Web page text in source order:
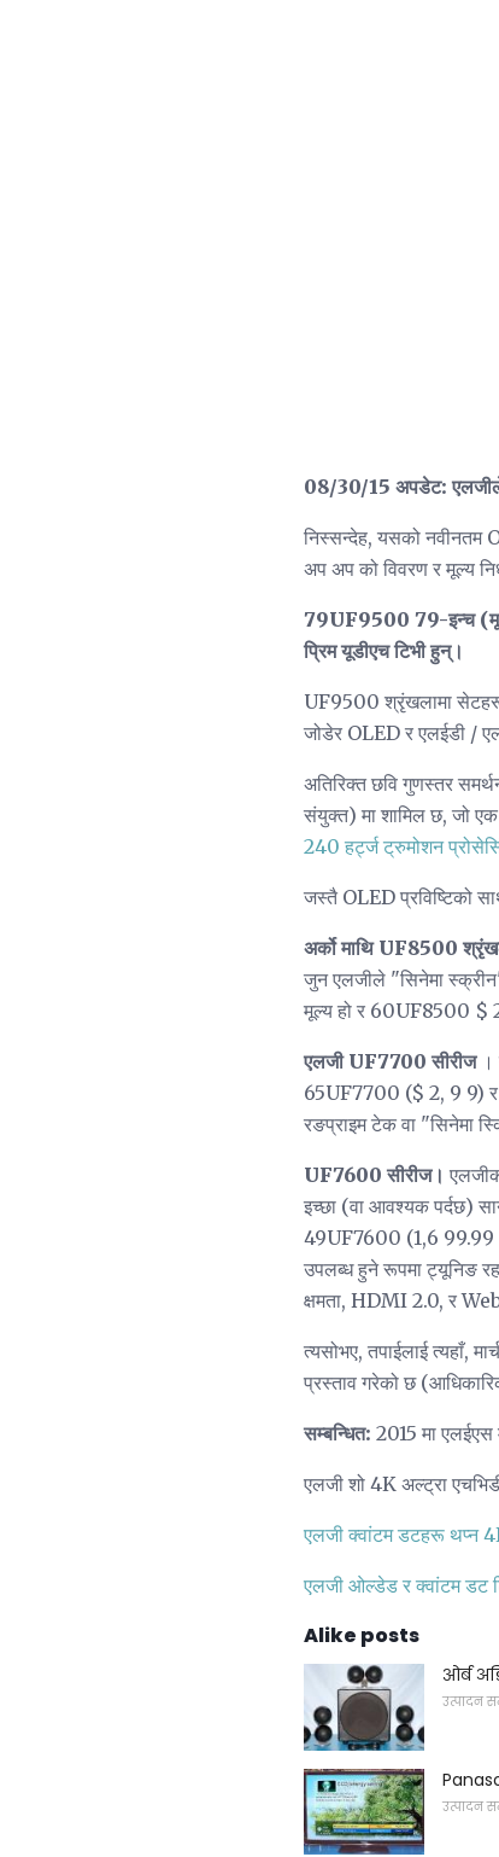
08/30/15 अपडेट:
निस्सन्देह, यसको नवीनतम
अप अप को विवरण र मूल्य
79UF9500 79-इन्च
प्रिम यूडीएच टिभी हुन्।
UF9500 श्रृंखलामा सेटहरू
जोडेर OLED र एलईडी /
अतिरिक्त छवि गुणस्तर
संयुक्त) मा शामिल छ, जो
240 हर्ट्ज ट्रुमोशन
जस्तै OLED प्रविष्टिको
अर्को माथि UF8500
जुन एलजीले "सिनेमा
मूल्य हो र 60UF8500 $
एलजी UF7700 सीरीज।
65UF7700 ($ 2, 9 9) र
रङप्राइम टेक वा "सिनेमा
UF7600 सीरीज।
इच्छा (वा आवश्यक पर्दछ)
49UF7600 (1,6 99.99
उपलब्ध हुने रूपमा ट्यूनिङ
क्षमता, HDMI 2.0, र
त्यसोभए, तपाईलाई त्यहाँ,
प्रस्ताव गरेको छ
सम्बन्धित: 2015 मा एलईएस
एलजी शो 4K अल्ट्रा
एलजी क्वांटम डटहरू थप्न
एलजी ओल्डेड र क्वांटम डट
Alike posts
ओर्ब
उत्पादन
उत्पादन